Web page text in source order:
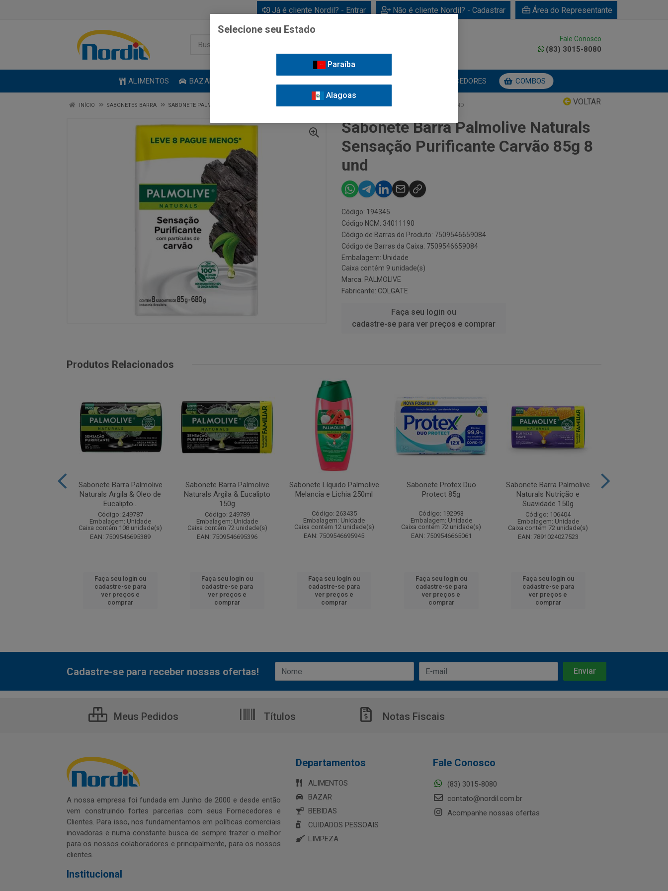
Já é cliente Nordil? - Entrar Não é cliente Nordil? - Cadastrar Área do Representante
Fale Conosco
(83) 3015-8080
ALIMENTOS BAZAR FORNECEDORES COMBOS
VOLTAR
INÍCIO SABONETES BARRA SABONETE PALMOLIVE SABONETE BARRA PALMOLIVE NATURALS SENSAÇÃO PURIFICANTE CARVÃO 85G 8 UND
Sabonete Barra Palmolive Naturals
Sensação Purificante Carvão 85g 8
und
Código: 194345
Código NCM: 34011190
Código de Barras do Produto: 7509546659084
Código de Barras da Caixa: 7509546659084
Embalagem: Unidade
Caixa contém 9 unidade(s)
Marca: PALMOLIVE
Fabricante: COLGATE
Faça seu login ou
cadastre-se para ver preços e comprar
Produtos Relacionados
Sabonete Barra Palmolive
Naturals Argila & Oleo de
Eucalipto...
Código: 249787
Embalagem: Unidade
Caixa contém 108 unidade(s)
EAN: 7509546695389
Faça seu login ou
cadastre-se para
ver preços e
comprar
Sabonete Barra Palmolive
Naturals Argila & Eucalipto
150g
Código: 249789
Embalagem: Unidade
Caixa contém 72 unidade(s)
EAN: 7509546695396
Faça seu login ou
cadastre-se para
ver preços e
comprar
Sabonete Líquido Palmolive
Melancia e Lichia 250ml
Código: 263435
Embalagem: Unidade
Caixa contém 12 unidade(s)
EAN: 7509546695945
Faça seu login ou
cadastre-se para
ver preços e
comprar
Sabonete Protex Duo
Protect 85g
Código: 192993
Embalagem: Unidade
Caixa contém 72 unidade(s)
EAN: 7509546665061
Faça seu login ou
cadastre-se para
ver preços e
comprar
Sabonete Barra Palmolive
Naturals Nutrição e
Suavidade 150g
Código: 106404
Embalagem: Unidade
Caixa contém 72 unidade(s)
EAN: 7891024027523
Faça seu login ou
cadastre-se para
ver preços e
comprar
Cadastre-se para receber nossas ofertas!
Meus Pedidos Títulos Notas Fiscais
A nossa empresa foi fundada em Junho de 2000 e desde então
vem construindo fortes parcerias com seus Fornecedores e
Clientes. Para isso, nos fundamentamos em políticas comerciais
inovadoras e numa constante busca de sempre trazer o melhor
para os nossos colaboradores e principalmente, para os nossos
clientes.
Institucional
Departamentos
ALIMENTOS
BAZAR
BEBIDAS
CUIDADOS PESSOAIS
LIMPEZA
Fale Conosco
(83) 3015-8080
contato@nordil.com.br
Acompanhe nossas ofertas
Selecione seu Estado
Paraíba
Alagoas